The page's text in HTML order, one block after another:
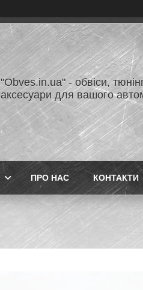
"Obves.in.ua" - обвіси,
аксесуари для вашого
ПРО НАС КОНТАКТИ